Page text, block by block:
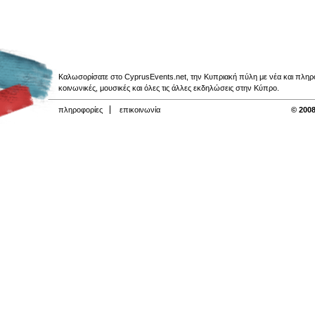
Καλωσορίσατε στο CyprusEvents.net, την Κυπριακή πύλη με νέα και
κοινωνικές, μουσικές και όλες τις άλλες εκδηλώσεις στην Κύπρο.
πληροφορίες επικοινωνία ©